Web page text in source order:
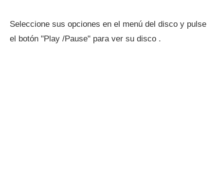
Seleccione sus opciones en el menú del disco y pulse
el botón "Play /Pause" para ver su disco .